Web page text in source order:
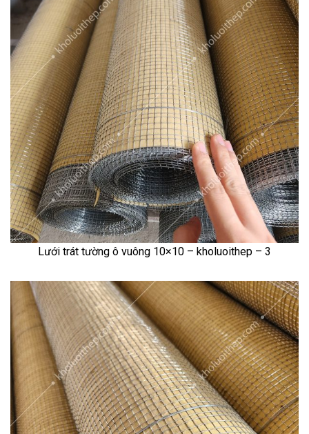
Lưới trát tường ô vuông 10×10 – kholuoithep – 3